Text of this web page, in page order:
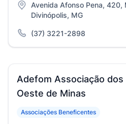
Avenida Afonso Pena, 420,
Divinópolis, MG
(37) 3221-2898
Adefom Associação
Oeste de Minas
Associações Beneficentes